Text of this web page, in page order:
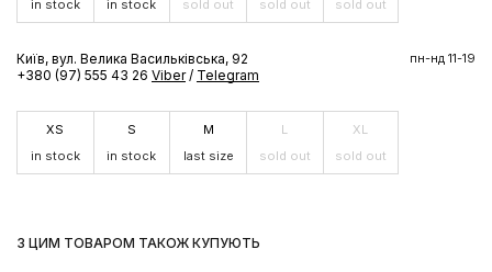
in stock
in stock
sold out
sold out
sold out
Київ, вул. Велика Васильківська, 92
+380 (97) 555 43 26 Viber / Telegram
пн-нд 11-19
XS
in stock
S
in stock
M
last size
L
sold out
XL
sold out
З ЦИМ ТОВАРОМ ТАКОЖ КУПУЮТЬ